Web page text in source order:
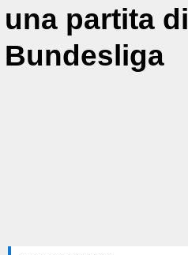
una partita di
Bundesliga